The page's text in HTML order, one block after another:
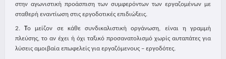
στην αγωνιστική προάσπιση των συμφερόντων των εργαζομένων με
σταθερή εναντίωση στις εργοδοτικές επιδιώξεις.
2.Το μείζον σε κάθε συνδικαλιστική οργάνωση, είναι η γραμμή
πλεύσης, το αν έχει ή όχι ταξικό προσανατολισμό χωρίς αυταπάτες για
λύσεις αμοιβαία επωφελείς για εργαζόμενους – εργοδότες.